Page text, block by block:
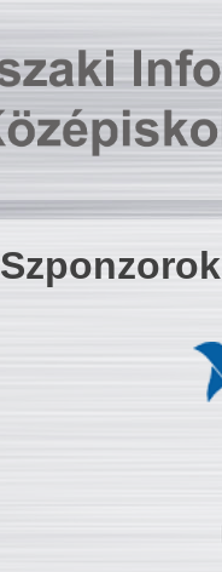
Szponzorok